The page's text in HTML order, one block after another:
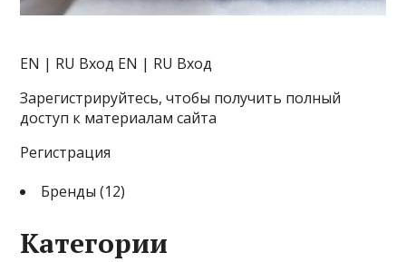
EN | RU Вход EN | RU Вход
Зарегистрируйтесь, чтобы получить полный
доступ к материалам сайта
Регистрация
Бренды (12)
Категории